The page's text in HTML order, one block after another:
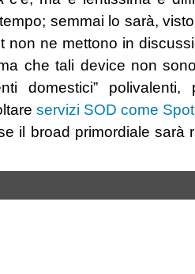
semmai lo sarà,
non ne mettono in
che tali device non
domestici”
servizi SOD come
il broad primordiale sarà